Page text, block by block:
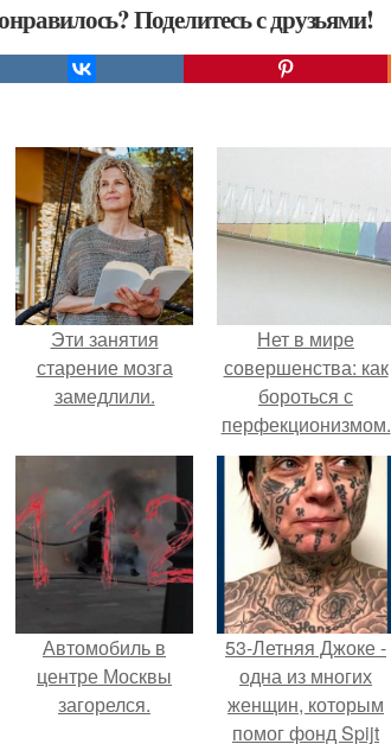
Поделитесь с друзьями!
Эти занятия
старение мозга
замедлили.
Нет в мире
совершенства: как
бороться с
перфекционизмом.
Автомобиль в
центре Москвы
загорелся.
53-Летняя Джоке -
одна из многих
женщин, которым
помог фонд Spijt